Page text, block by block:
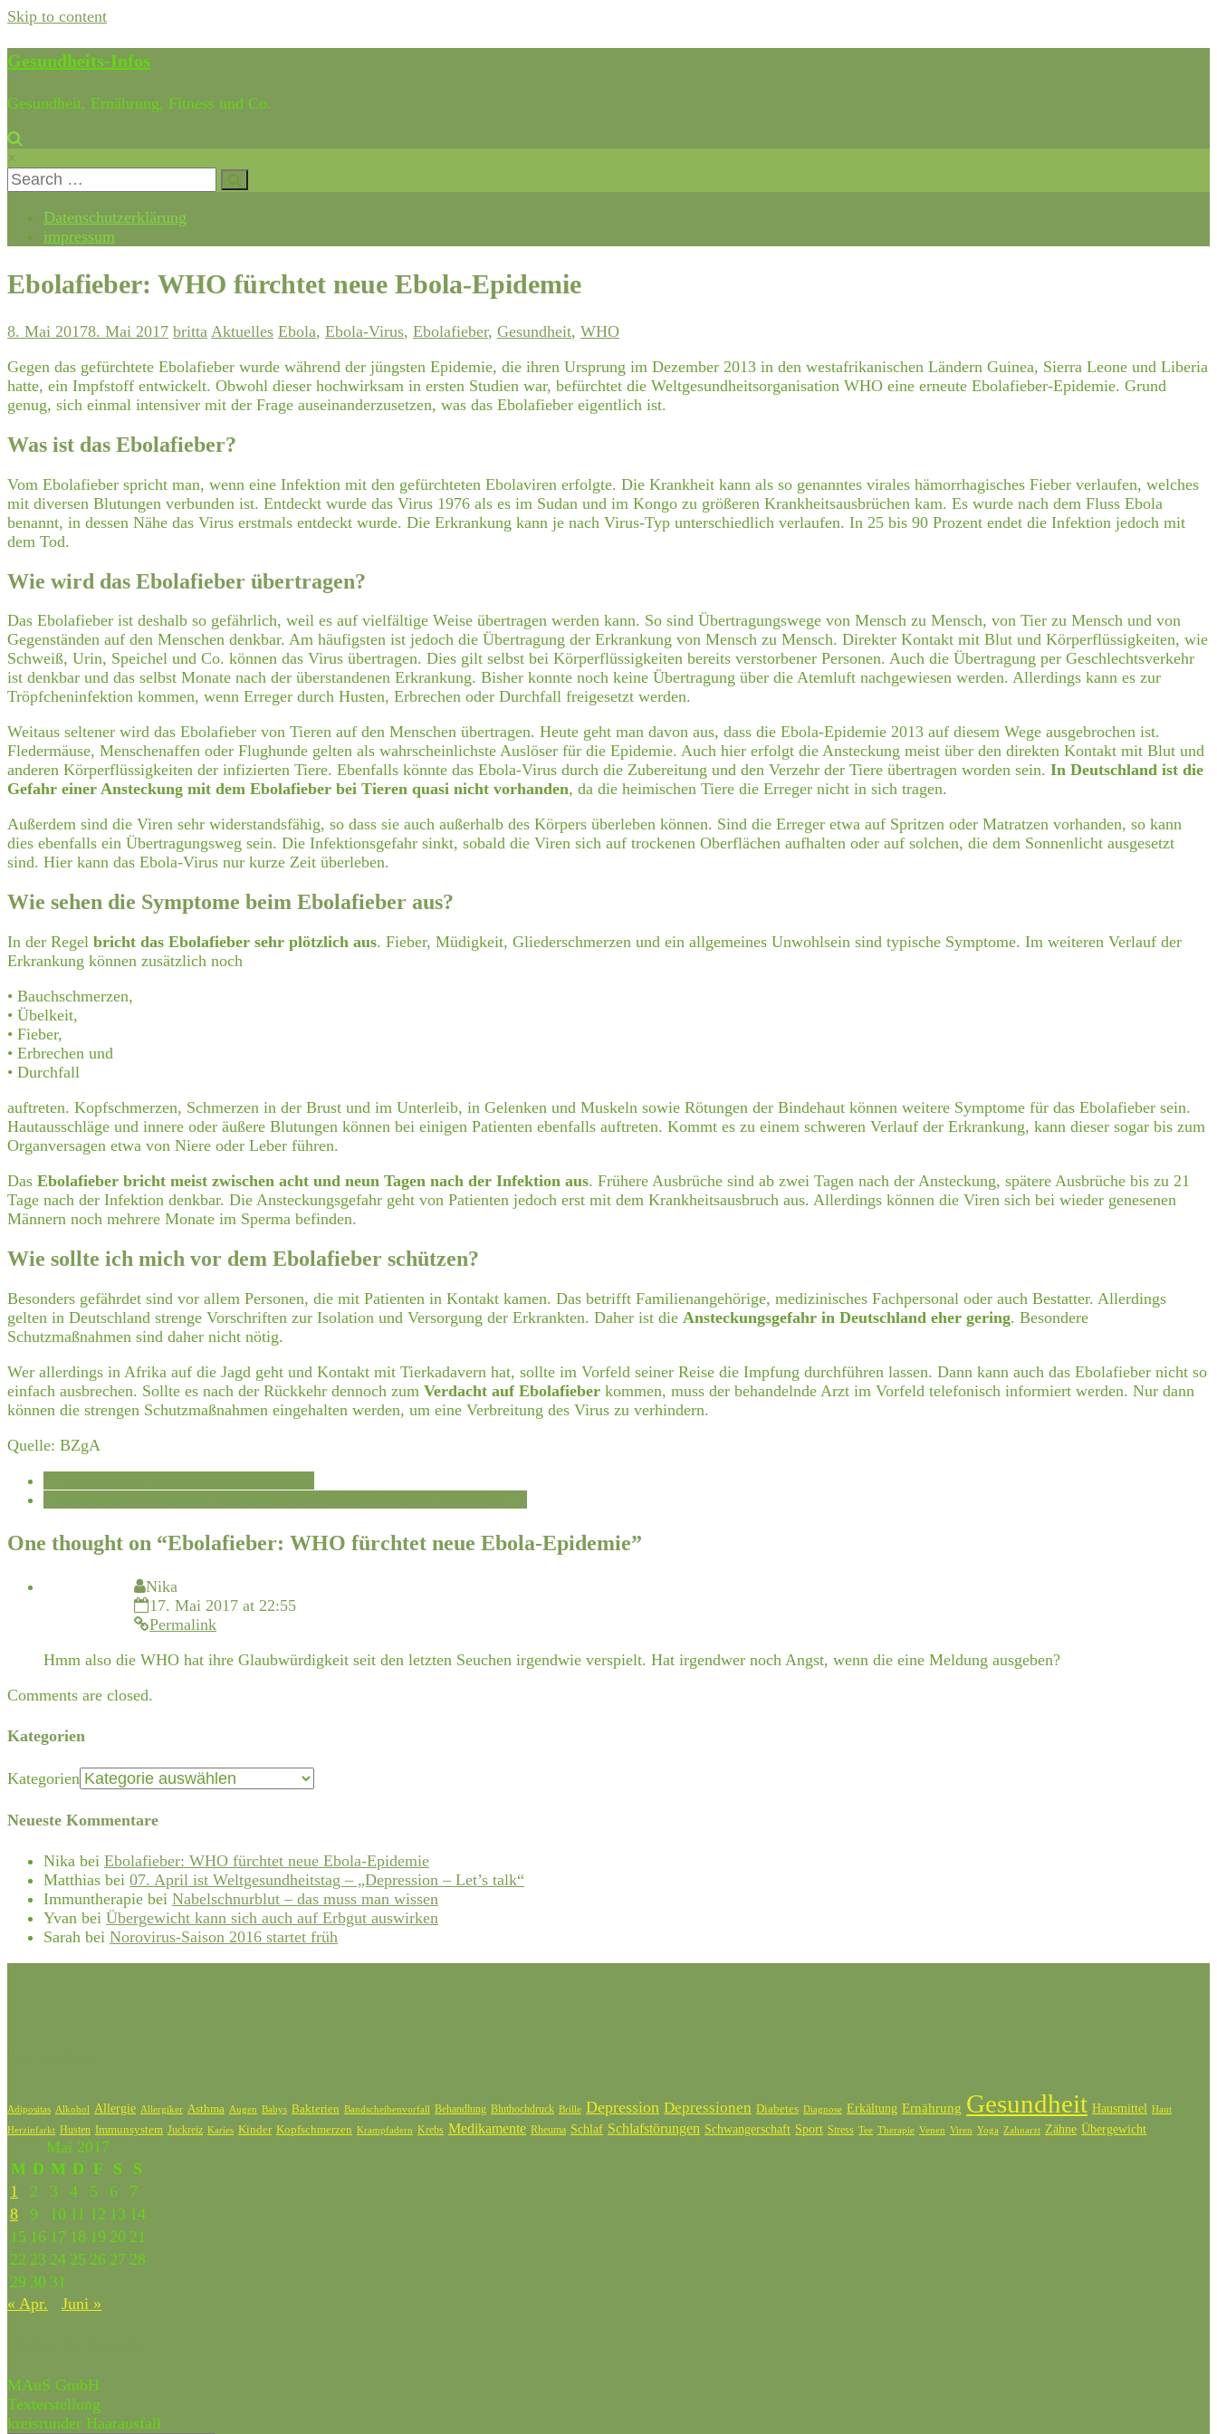
Skip to content
Gesundheits-Infos
Gesundheit, Ernährung, Fitness und Co.
×
Datenschutzerklärung
impressum
Ebolafieber: WHO fürchtet neue Ebola-Epidemie
8. Mai 20178. Mai 2017 britta Aktuelles Ebola, Ebola-Virus, Ebolafieber, Gesundheit, WHO
Gegen das gefürchtete Ebolafieber wurde während der jüngsten Epidemie, die ihren Ursprung im Dezember 2013 in den westafrikanischen Ländern Guinea, Sierra Leone und Liberia
hatte, ein Impfstoff entwickelt. Obwohl dieser hochwirksam in ersten Studien war, befürchtet die Weltgesundheitsorganisation WHO eine erneute Ebolafieber-Epidemie. Grund
genug, sich einmal intensiver mit der Frage auseinanderzusetzen, was das Ebolafieber eigentlich ist.
Was ist das Ebolafieber?
Vom Ebolafieber spricht man, wenn eine Infektion mit den gefürchteten Ebolaviren erfolgte. Die Krankheit kann als so genanntes virales hämorrhagisches Fieber verlaufen, welches
mit diversen Blutungen verbunden ist. Entdeckt wurde das Virus 1976 als es im Sudan und im Kongo zu größeren Krankheitsausbrüchen kam. Es wurde nach dem Fluss Ebola
benannt, in dessen Nähe das Virus erstmals entdeckt wurde. Die Erkrankung kann je nach Virus-Typ unterschiedlich verlaufen. In 25 bis 90 Prozent endet die Infektion jedoch mit
dem Tod.
Wie wird das Ebolafieber übertragen?
Das Ebolafieber ist deshalb so gefährlich, weil es auf vielfältige Weise übertragen werden kann. So sind Übertragungswege von Mensch zu Mensch, von Tier zu Mensch und von
Gegenständen auf den Menschen denkbar. Am häufigsten ist jedoch die Übertragung der Erkrankung von Mensch zu Mensch. Direkter Kontakt mit Blut und Körperflüssigkeiten, wie
Schweiß, Urin, Speichel und Co. können das Virus übertragen. Dies gilt selbst bei Körperflüssigkeiten bereits verstorbener Personen. Auch die Übertragung per Geschlechtsverkehr
ist denkbar und das selbst Monate nach der überstandenen Erkrankung. Bisher konnte noch keine Übertragung über die Atemluft nachgewiesen werden. Allerdings kann es zur
Tröpfcheninfektion kommen, wenn Erreger durch Husten, Erbrechen oder Durchfall freigesetzt werden.
Weitaus seltener wird das Ebolafieber von Tieren auf den Menschen übertragen. Heute geht man davon aus, dass die Ebola-Epidemie 2013 auf diesem Wege ausgebrochen ist.
Fledermäuse, Menschenaffen oder Flughunde gelten als wahrscheinlichste Auslöser für die Epidemie. Auch hier erfolgt die Ansteckung meist über den direkten Kontakt mit Blut und
anderen Körperflüssigkeiten der infizierten Tiere. Ebenfalls könnte das Ebola-Virus durch die Zubereitung und den Verzehr der Tiere übertragen worden sein. In Deutschland ist die
Gefahr einer Ansteckung mit dem Ebolafieber bei Tieren quasi nicht vorhanden, da die heimischen Tiere die Erreger nicht in sich tragen.
Außerdem sind die Viren sehr widerstandsfähig, so dass sie auch außerhalb des Körpers überleben können. Sind die Erreger etwa auf Spritzen oder Matratzen vorhanden, so kann
dies ebenfalls ein Übertragungsweg sein. Die Infektionsgefahr sinkt, sobald die Viren sich auf trockenen Oberflächen aufhalten oder auf solchen, die dem Sonnenlicht ausgesetzt
sind. Hier kann das Ebola-Virus nur kurze Zeit überleben.
Wie sehen die Symptome beim Ebolafieber aus?
In der Regel bricht das Ebolafieber sehr plötzlich aus. Fieber, Müdigkeit, Gliederschmerzen und ein allgemeines Unwohlsein sind typische Symptome. Im weiteren Verlauf der
Erkrankung können zusätzlich noch
• Bauchschmerzen,
• Übelkeit,
• Fieber,
• Erbrechen und
• Durchfall
auftreten. Kopfschmerzen, Schmerzen in der Brust und im Unterleib, in Gelenken und Muskeln sowie Rötungen der Bindehaut können weitere Symptome für das Ebolafieber sein.
Hautausschläge und innere oder äußere Blutungen können bei einigen Patienten ebenfalls auftreten. Kommt es zu einem schweren Verlauf der Erkrankung, kann dieser sogar bis zum
Organversagen etwa von Niere oder Leber führen.
Das Ebolafieber bricht meist zwischen acht und neun Tagen nach der Infektion aus. Frühere Ausbrüche sind ab zwei Tagen nach der Ansteckung, spätere Ausbrüche bis zu 21
Tage nach der Infektion denkbar. Die Ansteckungsgefahr geht von Patienten jedoch erst mit dem Krankheitsausbruch aus. Allerdings können die Viren sich bei wieder genesenen
Männern noch mehrere Monate im Sperma befinden.
Wie sollte ich mich vor dem Ebolafieber schützen?
Besonders gefährdet sind vor allem Personen, die mit Patienten in Kontakt kamen. Das betrifft Familienangehörige, medizinisches Fachpersonal oder auch Bestatter. Allerdings
gelten in Deutschland strenge Vorschriften zur Isolation und Versorgung der Erkrankten. Daher ist die Ansteckungsgefahr in Deutschland eher gering. Besondere
Schutzmaßnahmen sind daher nicht nötig.
Wer allerdings in Afrika auf die Jagd geht und Kontakt mit Tierkadavern hat, sollte im Vorfeld seiner Reise die Impfung durchführen lassen. Dann kann auch das Ebolafieber nicht so
einfach ausbrechen. Sollte es nach der Rückkehr dennoch zum Verdacht auf Ebolafieber kommen, muss der behandelnde Arzt im Vorfeld telefonisch informiert werden. Nur dann
können die strengen Schutzmaßnahmen eingehalten werden, um eine Verbreitung des Virus zu verhindern.
Quelle: BZgA
One thought on “Ebolafieber: WHO fürchtet neue Ebola-Epidemie”
Nika
17. Mai 2017 at 22:55
Permalink
Hmm also die WHO hat ihre Glaubwürdigkeit seit den letzten Seuchen irgendwie verspielt. Hat irgendwer noch Angst, wenn die eine Meldung ausgeben?
Comments are closed.
Kategorien
Kategorien
Neueste Kommentare
Nika bei Ebolafieber: WHO fürchtet neue Ebola-Epidemie
Matthias bei 07. April ist Weltgesundheitstag – „Depression – Let’s talk“
Immuntherapie bei Nabelschnurblut – das muss man wissen
Yvan bei Übergewicht kann sich auch auf Erbgut auswirken
Sarah bei Norovirus-Saison 2016 startet früh
Adipositas Alkohol Allergie Allergiker Asthma Augen Babys Bakterien Bandscheibenvorfall Behandlung Bluthochdruck Brille Depression Depressionen Diabetes Diagnose Erkältung Ernährung Gesundheit Hausmittel Haut
Herzinfarkt Husten Immunsystem Juckreiz Karies Kinder Kopfschmerzen Krampfadern Krebs Medikamente Rheuma Schlaf Schlafstörungen Schwangerschaft Sport Stress Tee Therapie Venen Viren Yoga Zahnarzt Zähne Übergewicht
Mai 2017
M D M D F S
S
1
2 3 4 5 6
7
8
9 10 11 12 13 14
15 16 17 18 19 20 21
22 23 24 25 26 27 28
29 30 31
« Apr.
Juni »
MAuS GmbH
Texterstellung
kreisrunder Haarausfall